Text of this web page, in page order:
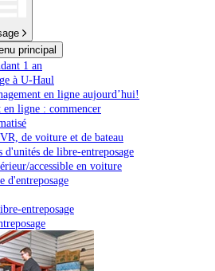
principal
1 an
à U-Haul
en ligne aujourd’hui!
en ligne : commencer
de voiture et de bateau
d'unités de libre-entreposage
accessible en voiture
d'entreposage
entreposage